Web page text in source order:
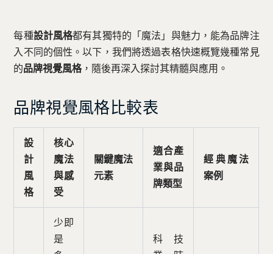
每種設計風格都有其獨特的「魔法」與魅力，能為品牌注
入不同的個性。以下，我們將透過表格快速概覽幾種常見
的品牌視覺風格，隨後再深入探討其精髓與應用。
品牌視覺風格比較表
設
計
風
格
核心
魔法
與感
受
關鍵魔法
元素
適合產
業與品
牌類型
經典魔法
案例
少即
是
科技